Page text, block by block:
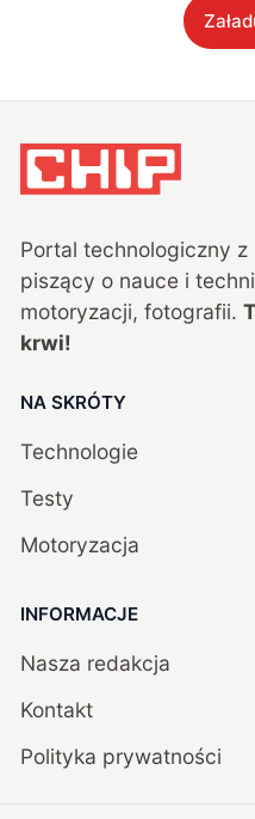
Portal technologiczny z
piszący o nauce i
motoryzacji, fotografii.
krwi!
NA SKRÓTY
Technologie
Testy
Motoryzacja
INFORMACJE
Nasza redakcja
Kontakt
Polityka prywatności